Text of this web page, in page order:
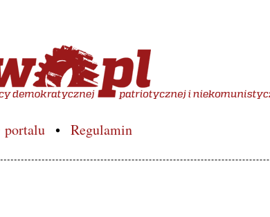
poświęcony
portalu Regulamin